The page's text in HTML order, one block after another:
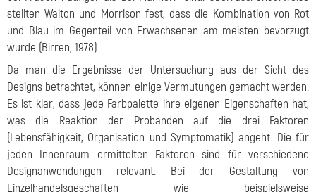
stellten Walton und Morrison fest, dass die Kombination von Rot
und Blau im Gegenteil von Erwachsenen am meisten bevorzugt
wurde (Birren, 1978).
Da man die Ergebnisse der Untersuchung aus der Sicht des
Designs betrachtet, können einige Vermutungen gemacht werden.
Es ist klar, dass jede Farbpalette ihre eigenen Eigenschaften hat,
was die Reaktion der Probanden auf die drei Faktoren
(Lebensfähigkeit, Organisation und Symptomatik) angeht. Die für
jeden Innenraum ermittelten Faktoren sind für verschiedene
Designanwendungen relevant. Bei der Gestaltung von
Einzelhandelsgeschäften wie beispielsweise